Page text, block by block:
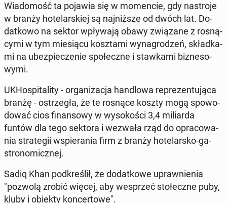
Wia­do­mość ta pojawia się w mo­men­cie, gdy na­stro­je
w branży ho­te­lar­skiej są naj­niż­sze od dwóch lat. Do­
dat­ko­wo na sektor wpły­wa­ją obawy zwią­za­ne z ro­sną­
cy­mi w tym mie­sią­cu kosz­ta­mi wy­na­gro­dzeń, skład­ka­
mi na ubez­pie­cze­nie spo­łecz­ne i staw­ka­mi biz­ne­so­
wy­mi.
UKHo­spi­ta­li­ty - or­ga­ni­za­cja han­dlo­wa re­pre­zen­tu­ją­ca
branżę - ostrze­gła, że te rosnące koszty mogą spo­wo­
do­wać cios fi­nan­so­wy w wy­so­ko­ści 3,4 mi­liar­da
funtów dla tego sektora i wezwała rząd do opra­co­wa­
nia stra­te­gii wspie­ra­nia firm z branży ho­te­lar­sko-ga­
stro­no­micz­nej.
Sadiq Khan pod­kre­ślił, że do­dat­ko­we upraw­nie­nia
"pozwolą zrobić więcej, aby wes­przeć sto­łecz­ne puby,
kluby i obiekty kon­cer­to­we".